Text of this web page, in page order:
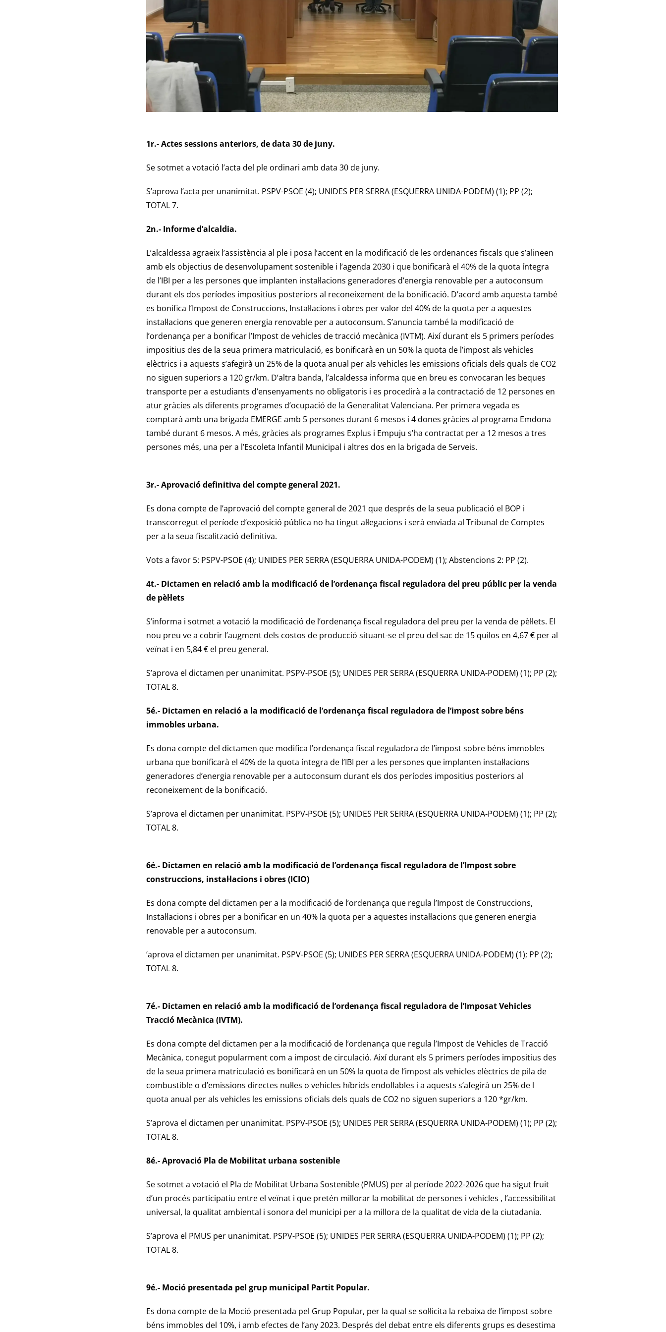
1r.- Actes sessions anteriors, de data 30 de juny.
Se sotmet a votació l’acta del ple ordinari amb data 30 de juny.
S’aprova l’acta per unanimitat. PSPV-PSOE (4); UNIDES PER SERRA (ESQUERRA UNIDA-PODEM) (1); PP (2);
TOTAL 7.
2n.- Informe d’alcaldia.
L’alcaldessa agraeix l’assistència al ple i posa l’accent en la modificació de les ordenances fiscals que s’alineen
amb els objectius de desenvolupament sostenible i l’agenda 2030 i que bonificarà el 40% de la quota íntegra
de l’IBI per a les persones que implanten instal·lacions generadores d’energia renovable per a autoconsum
durant els dos períodes impositius posteriors al reconeixement de la bonificació. D’acord amb aquesta també
es bonifica l’Impost de Construccions, Instal·lacions i obres per valor del 40% de la quota per a aquestes
instal·lacions que generen energia renovable per a autoconsum. S’anuncia també la modificació de
l’ordenança per a bonificar l’Impost de vehicles de tracció mecànica (IVTM). Així durant els 5 primers períodes
impositius des de la seua primera matriculació, es bonificarà en un 50% la quota de l’impost als vehicles
elèctrics i a aquests s’afegirà un 25% de la quota anual per als vehicles les emissions oficials dels quals de CO2
no siguen superiors a 120 gr/km. D’altra banda, l’alcaldessa informa que en breu es convocaran les beques
transporte per a estudiants d’ensenyaments no obligatoris i es procedirà a la contractació de 12 persones en
atur gràcies als diferents programes d’ocupació de la Generalitat Valenciana. Per primera vegada es
comptarà amb una brigada EMERGE amb 5 persones durant 6 mesos i 4 dones gràcies al programa Emdona
també durant 6 mesos. A més, gràcies als programes Explus i Empuju s’ha contractat per a 12 mesos a tres
persones més, una per a l’Escoleta Infantil Municipal i altres dos en la brigada de Serveis.
3r.- Aprovació definitiva del compte general 2021.
Es dona compte de l’aprovació del compte general de 2021 que després de la seua publicació el BOP i
transcorregut el període d’exposició pública no ha tingut al·legacions i serà enviada al Tribunal de Comptes
per a la seua fiscalització definitiva.
Vots a favor 5: PSPV-PSOE (4); UNIDES PER SERRA (ESQUERRA UNIDA-PODEM) (1); Abstencions 2: PP (2).
4t.- Dictamen en relació amb la modificació de l’ordenança fiscal reguladora del preu públic per la venda
de pèl·lets
S’informa i sotmet a votació la modificació de l’ordenança fiscal reguladora del preu per la venda de pèl·lets. El
nou preu ve a cobrir l’augment dels costos de producció situant-se el preu del sac de 15 quilos en 4,67 € per al
veïnat i en 5,84 € el preu general.
S’aprova el dictamen per unanimitat. PSPV-PSOE (5); UNIDES PER SERRA (ESQUERRA UNIDA-PODEM) (1); PP (2);
TOTAL 8.
5é.- Dictamen en relació a la modificació de l’ordenança fiscal reguladora de l’impost sobre béns
immobles urbana.
Es dona compte del dictamen que modifica l’ordenança fiscal reguladora de l’impost sobre béns immobles
urbana que bonificarà el 40% de la quota íntegra de l’IBI per a les persones que implanten instal·lacions
generadores d’energia renovable per a autoconsum durant els dos períodes impositius posteriors al
reconeixement de la bonificació.
S’aprova el dictamen per unanimitat. PSPV-PSOE (5); UNIDES PER SERRA (ESQUERRA UNIDA-PODEM) (1); PP (2);
TOTAL 8.
6é.- Dictamen en relació amb la modificació de l’ordenança fiscal reguladora de l’Impost sobre
construccions, instal·lacions i obres (ICIO)
Es dona compte del dictamen per a la modificació de l’ordenança que regula l’Impost de Construccions,
Instal·lacions i obres per a bonificar en un 40% la quota per a aquestes instal·lacions que generen energia
renovable per a autoconsum.
‘aprova el dictamen per unanimitat. PSPV-PSOE (5); UNIDES PER SERRA (ESQUERRA UNIDA-PODEM) (1); PP (2);
TOTAL 8.
7é.- Dictamen en relació amb la modificació de l’ordenança fiscal reguladora de l’Imposat Vehicles
Tracció Mecànica (IVTM).
Es dona compte del dictamen per a la modificació de l’ordenança que regula l’Impost de Vehicles de Tracció
Mecànica, conegut popularment com a impost de circulació. Així durant els 5 primers períodes impositius des
de la seua primera matriculació es bonificarà en un 50% la quota de l’impost als vehicles elèctrics de pila de
combustible o d’emissions directes nul·les o vehicles híbrids endollables i a aquests s’afegirà un 25% de l
quota anual per als vehicles les emissions oficials dels quals de CO2 no siguen superiors a 120 *gr/km.
S’aprova el dictamen per unanimitat. PSPV-PSOE (5); UNIDES PER SERRA (ESQUERRA UNIDA-PODEM) (1); PP (2);
TOTAL 8.
8é.- Aprovació Pla de Mobilitat urbana sostenible
Se sotmet a votació el Pla de Mobilitat Urbana Sostenible (PMUS) per al període 2022-2026 que ha sigut fruit
d’un procés participatiu entre el veïnat i que pretén millorar la mobilitat de persones i vehicles , l’accessibilitat
universal, la qualitat ambiental i sonora del municipi per a la millora de la qualitat de vida de la ciutadania.
S’aprova el PMUS per unanimitat. PSPV-PSOE (5); UNIDES PER SERRA (ESQUERRA UNIDA-PODEM) (1); PP (2);
TOTAL 8.
9é.- Moció presentada pel grup municipal Partit Popular.
Es dona compte de la Moció presentada pel Grup Popular, per la qual se sol·licita la rebaixa de l’impost sobre
béns immobles del 10%, i amb efectes de l’any 2023. Després del debat entre els diferents grups es desestima